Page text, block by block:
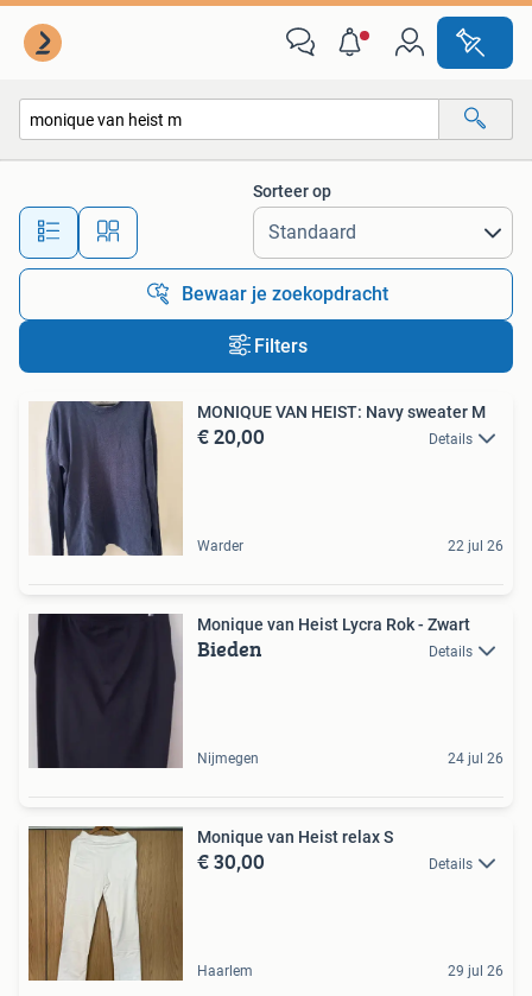
Alle afstanden…
Sorteer op
Bewaar je zoekopdracht
Filters
MONIQUE VAN HEIST: Navy sweater M
€ 20,00 Details
Warder 22 jul 26
Monique van Heist Lycra Rok - Zwart
Bieden Details
Nijmegen 24 jul 26
Monique van Heist relax S
€ 30,00 Details
Haarlem 29 jul 26